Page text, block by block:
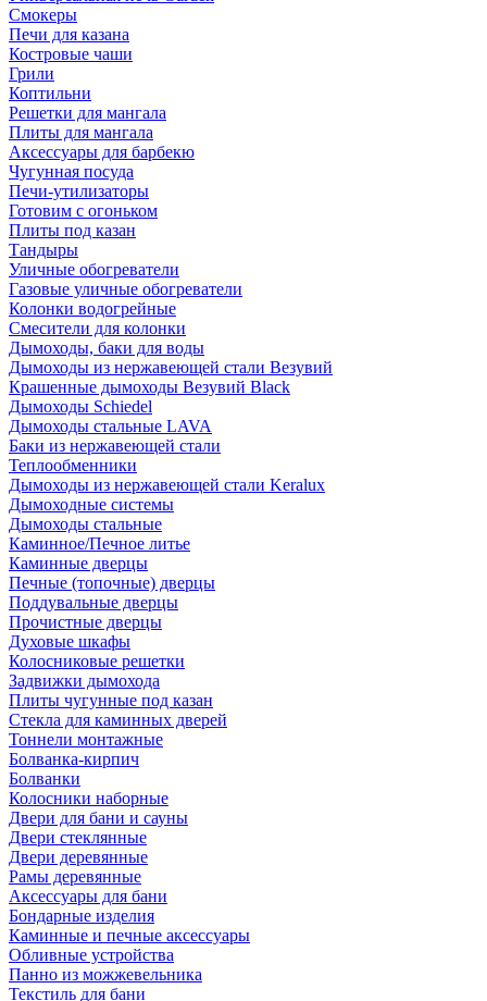
Смокеры
Печи для казана
Костровые чаши
Грили
Коптильни
Решетки для мангала
Плиты для мангала
Аксессуары для барбекю
Чугунная посуда
Печи-утилизаторы
Готовим с огоньком
Плиты под казан
Тандыры
Уличные обогреватели
Газовые уличные обогреватели
Колонки водогрейные
Смесители для колонки
Дымоходы, баки для воды
Дымоходы из нержавеющей стали Везувий
Крашенные дымоходы Везувий Black
Дымоходы Schiedel
Дымоходы стальные LAVA
Баки из нержавеющей стали
Теплообменники
Дымоходы из нержавеющей стали Keralux
Дымоходные системы
Дымоходы стальные
Каминное/Печное литье
Каминные дверцы
Печные (топочные) дверцы
Поддувальные дверцы
Прочистные дверцы
Духовые шкафы
Колосниковые решетки
Задвижки дымохода
Плиты чугунные под казан
Стекла для каминных дверей
Тоннели монтажные
Болванка-кирпич
Болванки
Колосники наборные
Двери для бани и сауны
Двери стеклянные
Двери деревянные
Рамы деревянные
Аксессуары для бани
Бондарные изделия
Каминные и печные аксессуары
Обливные устройства
Панно из можжевельника
Текстиль для бани